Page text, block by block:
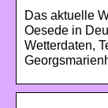
Das aktuelle
Oesede in
Wetterdaten,